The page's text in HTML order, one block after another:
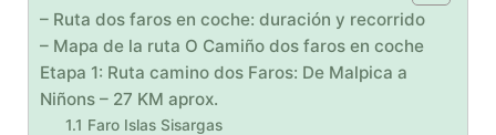
– Ruta dos faros en coche: duración y recorrido
– Mapa de la ruta O Camiño dos faros en coche
Etapa 1: Ruta camino dos Faros: De Malpica a
Niñons – 27 KM aprox.
1.1 Faro Islas Sisargas